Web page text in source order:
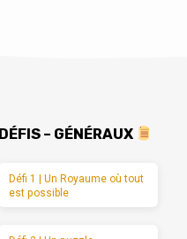
DÉFIS – GÉNÉRAUX
Défi 1 | Un Royaume où tout
est possible